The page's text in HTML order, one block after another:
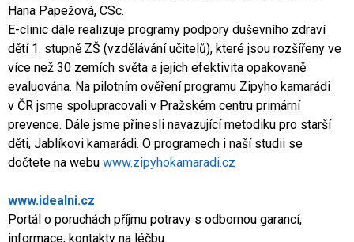
Hana Papežová, CSc.
E-clinic dále realizuje programy podpory duševního zdraví
dětí 1. stupně ZŠ (vzdělávání učitelů), které jsou rozšířeny ve
více než 30 zemích světa a jejich efektivita opakovaně
evaluována. Na pilotním ověření programu Zipyho kamarádi
v ČR jsme spolupracovali v Pražském centru primární
prevence. Dále jsme přinesli navazující metodiku pro starší
děti, Jablíkovi kamarádi. O programech i naší studii se
dočtete na webu www.zipyhokamaradi.cz
www.idealni.cz
Portál o poruchách příjmu potravy s odbornou garancí,
informace, kontakty na léčbu.